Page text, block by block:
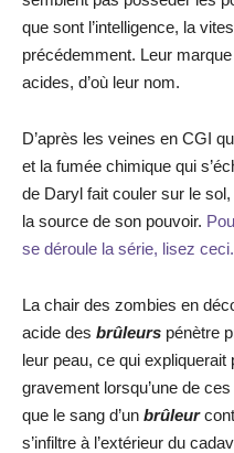
que sont l’intelligence, la
précédemment. Leur
acides, d’où leur nom.
D’après les veines en CGI
et la fumée chimique qui
de Daryl fait couler sur le
la source de son pouvoir.
se déroule la série, lisez ceci.
La chair des zombies en
acide des brûleurs pénètre
leur peau, ce qui
gravement lorsqu’une de
que le sang d’un brûleur
s’infiltre à l’extérieur du